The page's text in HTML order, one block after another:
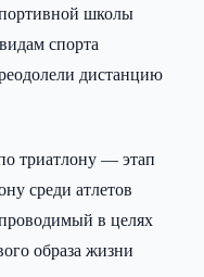
школы
спорта
дистанцию
триатлону — этап
среди атлетов
в целях
образа жизни